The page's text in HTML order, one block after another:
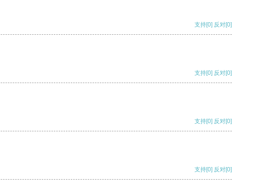
支持[0] 反对[0]
支持[0] 反对[0]
支持[0] 反对[0]
支持[0] 反对[0]